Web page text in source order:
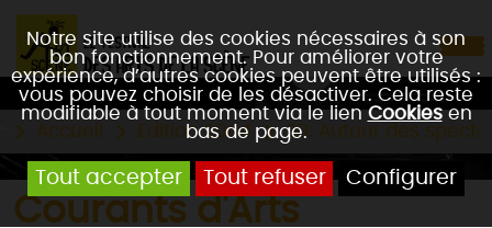
Notre site utilise des cookies nécessaires à son
bon fonctionnement. Pour améliorer votre
expérience, d’autres cookies peuvent être utilisés :
vous pouvez choisir de les désactiver. Cela reste
modifiable à tout moment via le lienCookiesen
bas de page.
Tout accepter Tout refuser Configurer
Accueil Edition 2004 30. Autour des
Courants d'Arts